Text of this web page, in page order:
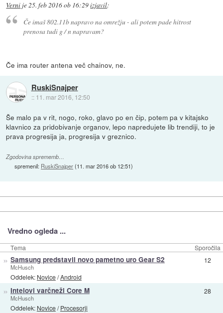
Verni je25. feb 2016 ob 16:29izjavil:
Če imaš 802.11b napravo na omrežju - ali potem pade hitrost
prenosa tudi g / n napravam?
Če ima router antena več chainov, ne.
RuskiSnajper
:: 11. mar 2016, 12:50
Še malo pa v rit, nogo, roko, glavo po en čip, potem pa v kitajsko
klavnico za pridobivanje organov, lepo napredujete lib trendiji, to je
prava progresija ja, progresija v greznico.
Zgodovina sprememb…
spremenil: RuskiSnajper(11. mar 2016 ob 12:51)
Vredno ogleda ...
Tema Sporočila
» Samsung predstavil novo pametno uro Gear S2
McHusch
Oddelek: Novice/Android
12
» Intelovi varčneži Core M
McHusch
Oddelek: Novice/Procesorji
28